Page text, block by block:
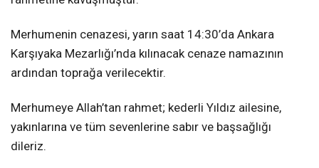
Merhumenin cenazesi, yarın saat 14:30’da Ankara
Karşıyaka Mezarlığı’nda kılınacak cenaze namazının
ardından toprağa verilecektir.
Merhumeye Allah’tan rahmet; kederli Yıldız ailesine,
yakınlarına ve tüm sevenlerine sabır ve başsağlığı
dileriz.